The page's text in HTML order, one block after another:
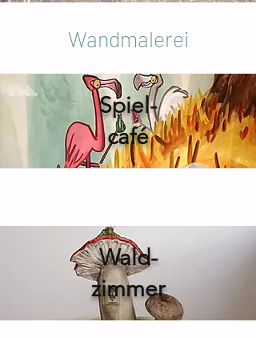
Wandmalerei
Spiel-
café
Wald-
zimmer